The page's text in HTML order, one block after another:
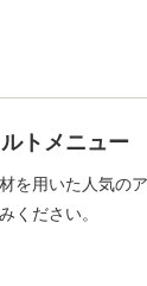
トメニュー
を用いた人気の
ください。